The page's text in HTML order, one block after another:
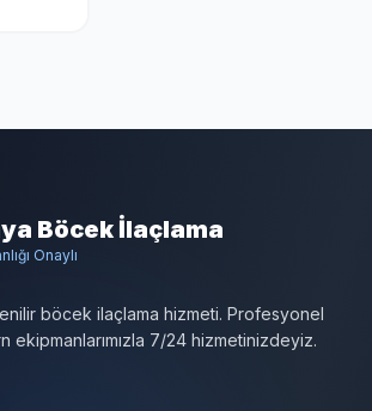
Böcek İlaçlama
Onaylı
böcek ilaçlama hizmeti. Profesyonel
ekipmanlarımızla 7/24 hizmetinizdeyiz.